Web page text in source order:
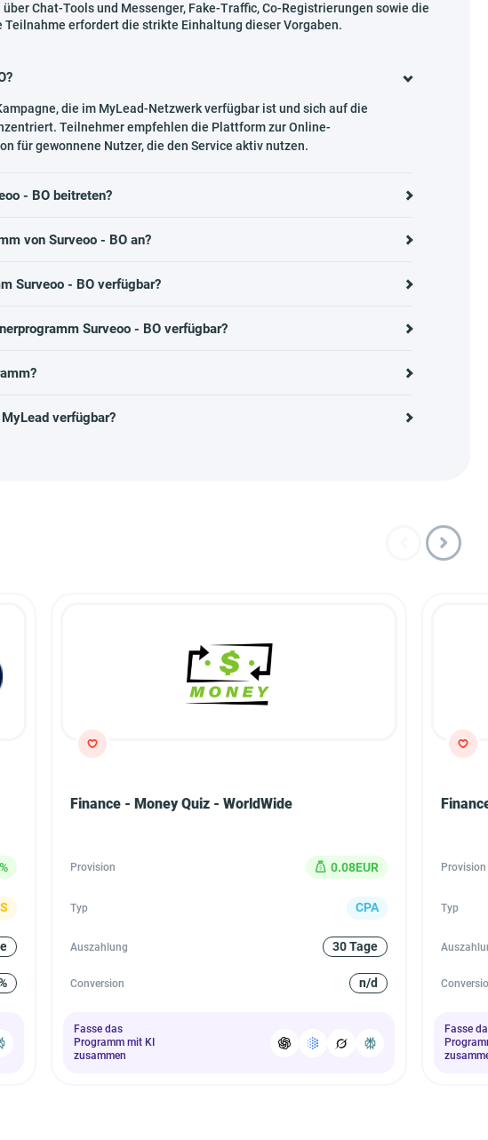
Chat-Tools und Messenger, Fake-Traffic, Co-Registrierungen sowie die
Teilnahme erfordert die strikte Einhaltung dieser Vorgaben.
die im MyLead-Netzwerk verfügbar ist und sich auf die
Teilnehmer empfehlen die Plattform zur Online-
für gewonnene Nutzer, die den Service aktiv nutzen.
- BO beitreten?
von Surveoo - BO an?
Surveoo - BO verfügbar?
Surveoo - BO verfügbar?
verfügbar?
Finance - Money Quiz - WorldWide
Provision 0.08EUR
Typ CPA
Auszahlung 30 Tage
Conversion n/d
Fasse das
Programm mit KI
zusammen
Provision
Typ
Fasse